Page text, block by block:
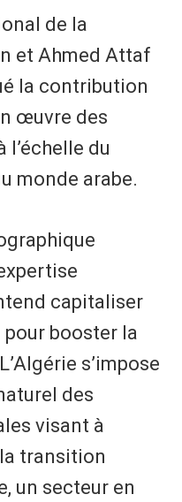
de la
et Ahmed Attaf
la contribution
œuvre des
l’échelle du
monde arabe.
capitaliser
pour booster la
s’impose
des
visant à
transition
un secteur en